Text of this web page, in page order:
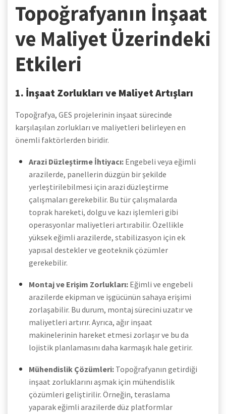
Topoğrafyanın İnşaat
ve Maliyet Üzerindeki
Etkileri
1. İnşaat Zorlukları ve Maliyet Artışları
Topoğrafya, GES projelerinin inşaat sürecinde
karşılaşılan zorlukları ve maliyetleri belirleyen en
önemli faktörlerden biridir.
Arazi Düzleştirme İhtiyacı: Engebeli veya eğimli
arazilerde, panellerin düzgün bir şekilde
yerleştirilebilmesi için arazi düzleştirme
çalışmaları gerekebilir. Bu tür çalışmalarda
toprak hareketi, dolgu ve kazı işlemleri gibi
operasyonlar maliyetleri artırabilir. Özellikle
yüksek eğimli arazilerde, stabilizasyon için ek
yapısal destekler ve geoteknik çözümler
gerekebilir.
Montaj ve Erişim Zorlukları: Eğimli ve engebeli
arazilerde ekipman ve işgücünün sahaya erişimi
zorlaşabilir. Bu durum, montaj sürecini uzatır ve
maliyetleri artırır. Ayrıca, ağır inşaat
makinelerinin hareket etmesi zorlaşır ve bu da
lojistik planlamasını daha karmaşık hale getirir.
Mühendislik Çözümleri: Topoğrafyanın getirdiği
inşaat zorluklarını aşmak için mühendislik
çözümleri geliştirilir. Örneğin, teraslama
yaparak eğimli arazilerde düz platformlar